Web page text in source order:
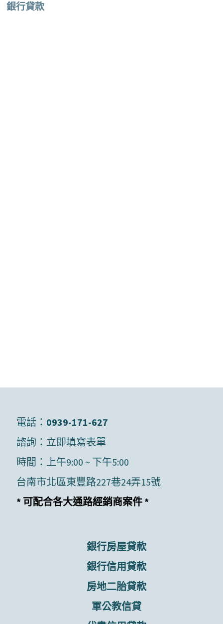
銀行貸款
電話： 0939-171-627
諮詢： 立即填寫表單
時間：上午9:00 ~ 下午5:00
台南市北區東豐路227巷24弄15號
* 可配合各大通路經銷商案件 *
銀行房屋貸款
銀行信用貸款
房地二胎貸款
軍公教信貸